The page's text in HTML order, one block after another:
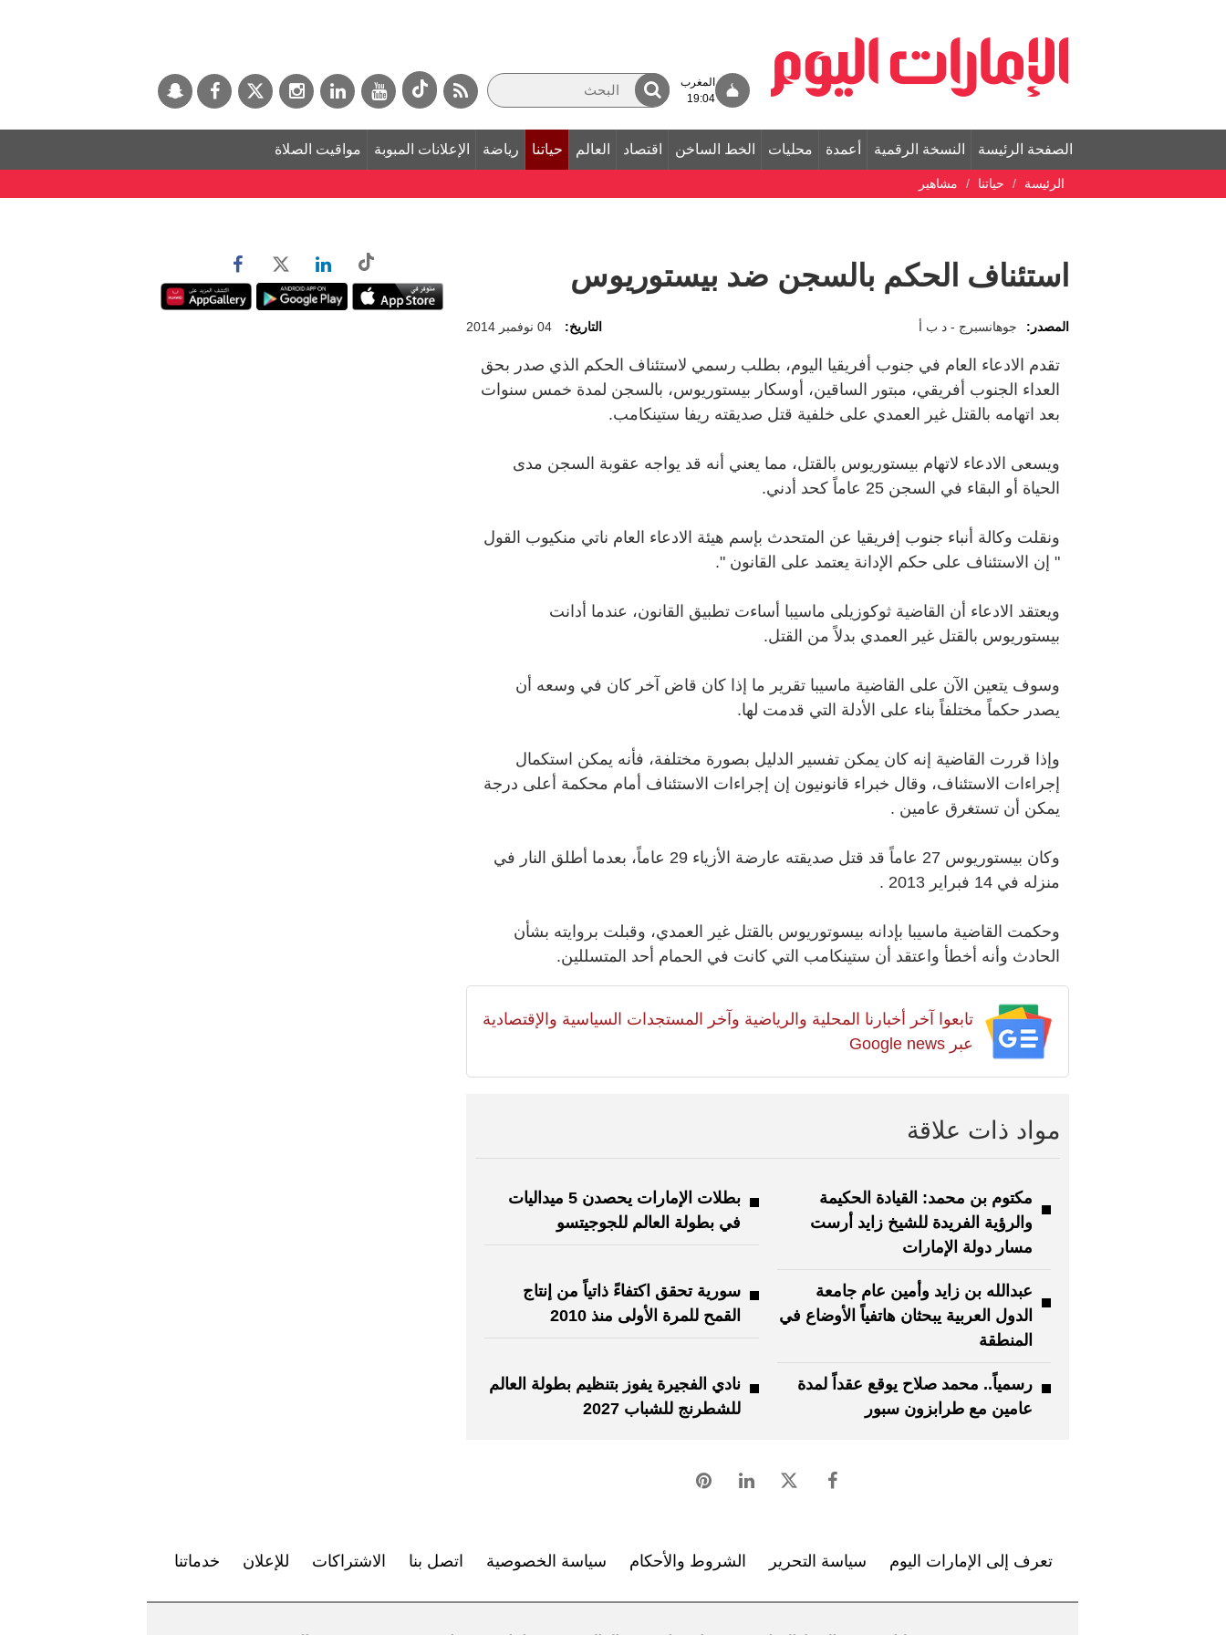
المغرب
19:04
الصفحة الرئيسة النسخة الرقمية أعمدة محليات الخط الساخن اقتصاد العالم حياتنا رياضة الإعلانات المبوبة مواقيت الصلاة
الرئيسة حياتنا مشاهير
استئناف الحكم بالسجن ضد بيستوريوس
المصدر: جوهانسبرج - د ب أ التاريخ: 04 نوفمبر 2014
تقدم الادعاء العام في جنوب أفريقيا اليوم، بطلب رسمي لاستئناف الحكم الذي صدر بحق
العداء الجنوب أفريقي، مبتور الساقين، أوسكار بيستوريوس، بالسجن لمدة خمس سنوات
بعد اتهامه بالقتل غير العمدي على خلفية قتل صديقته ريفا ستينكامب.
ويسعى الادعاء لاتهام بيستوريوس بالقتل، مما يعني أنه قد يواجه عقوبة السجن مدى
الحياة أو البقاء في السجن 25 عاماً كحد أدني.
ونقلت وكالة أنباء جنوب إفريقيا عن المتحدث بإسم هيئة الادعاء العام ناتي منكيوب القول
" إن الاستئناف على حكم الإدانة يعتمد على القانون ".
ويعتقد الادعاء أن القاضية ثوكوزيلى ماسيبا أساءت تطبيق القانون، عندما أدانت
بيستوريوس بالقتل غير العمدي بدلاً من القتل.
وسوف يتعين الآن على القاضية ماسيبا تقرير ما إذا كان قاض آخر كان في وسعه أن
يصدر حكماً مختلفاً بناء على الأدلة التي قدمت لها.
وإذا قررت القاضية إنه كان يمكن تفسير الدليل بصورة مختلفة، فأنه يمكن استكمال
إجراءات الاستئناف، وقال خبراء قانونيون إن إجراءات الاستئناف أمام محكمة أعلى درجة
يمكن أن تستغرق عامين .
وكان بيستوريوس 27 عاماً قد قتل صديقته عارضة الأزياء 29 عاماً، بعدما أطلق النار في
منزله في 14 فبراير 2013 .
وحكمت القاضية ماسيبا بإدانه بيسوتوريوس بالقتل غير العمدي، وقبلت بروايته بشأن
الحادث وأنه أخطأ واعتقد أن ستينكامب التي كانت في الحمام أحد المتسللين.
تابعوا آخر أخبارنا المحلية والرياضية وآخر المستجدات السياسية والإقتصادية
عبر Google news
مواد ذات علاقة
مكتوم بن محمد: القيادة الحكيمة
والرؤية الفريدة للشيخ زايد أرست
مسار دولة الإمارات
بطلات الإمارات يحصدن 5 ميداليات
في بطولة العالم للجوجيتسو
عبدالله بن زايد وأمين عام جامعة
الدول العربية يبحثان هاتفياً الأوضاع في
المنطقة
سورية تحقق اكتفاءً ذاتياً من إنتاج
القمح للمرة الأولى منذ 2010
رسمياً.. محمد صلاح يوقع عقداً لمدة
عامين مع طرابزون سبور
نادي الفجيرة يفوز بتنظيم بطولة العالم
للشطرنج للشباب 2027
تعرف إلى الإمارات اليوم سياسة التحرير الشروط والأحكام سياسة الخصوصية اتصل بنا الاشتراكات للإعلان خدماتنا